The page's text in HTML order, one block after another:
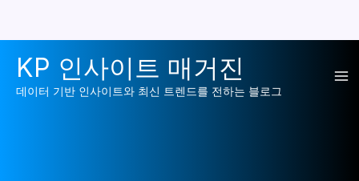
KP 인사이트 매거진
데이터 기반 인사이트와 최신 트렌드를 전하는 블로그